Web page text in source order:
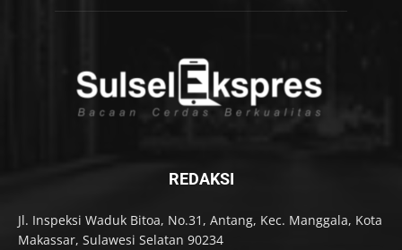
REDAKSI
Jl. Inspeksi Waduk Bitoa, No.31, Antang, Kec. Manggala, Kota
Makassar, Sulawesi Selatan 90234